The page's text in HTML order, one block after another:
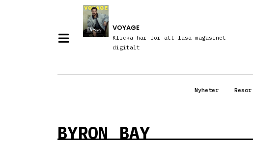
VOYAGE
Klicka här för att läsa magasinet
digitalt
Nyheter Resor
BYRON BAY